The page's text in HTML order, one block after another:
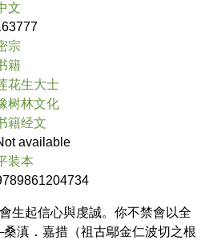
文
宗
籍
花生大士
树林文化
籍经文
available
装本
生起信心與虔誠。你不禁會以全
滇．嘉措（祖古鄔金仁波切之根